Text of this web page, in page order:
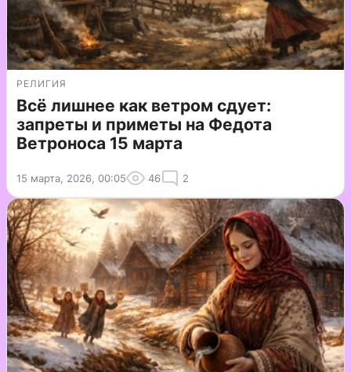
РЕЛИГИЯ
Всё лишнее как ветром сдует:
запреты и приметы на Федота
Ветроноса 15 марта
15 марта, 2026, 00:05 46 2